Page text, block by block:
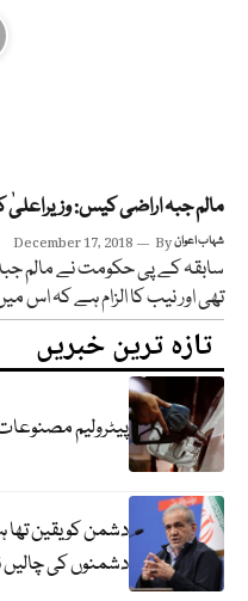
مالم جبہ اراضی کیس:
December 17, 2018 Byشہاب اعوان
تھی اور نیب کا الزام ہے کہ اس
تازہ ترین خبریں
پیٹرولیم
دشمن کو یقین
دشمنوں کی چالیں